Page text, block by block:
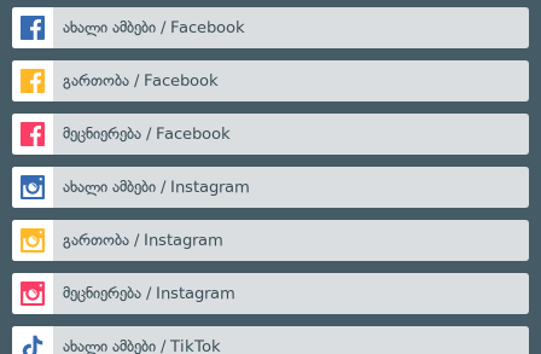
ახალი ამბები / Facebook
გართობა / Facebook
მეცნიერება / Facebook
ახალი ამბები / Instagram
გართობა / Instagram
მეცნიერება / Instagram
ახალი ამბები / TikTok